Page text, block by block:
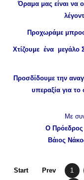
Όραμα μας είναι να
Προχωράμε
Χτίζουμε ένα μεγάλο
Προσδίδουμε την
υπεραξία για
Με
Ο
Βάιος
Start Prev 1